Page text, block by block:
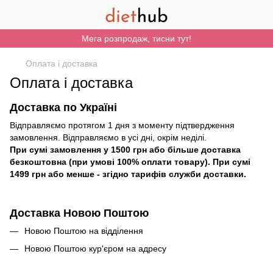
Мега розпродаж, тисни тут!
Оплата і доставка
Оплата і доставка
Доставка по Україні
Відправляємо протягом 1 дня з моменту підтвердження
замовлення. Відправляємо в усі дні, окрім неділі.
При сумі замовлення у 1500 грн або більше доставка
безкоштовна (при умові 100% оплати товару). При сумі
1499 грн або менше - згідно тарифів служби доставки.
Доставка Новою Поштою
Новою Поштою на відділення
Новою Поштою кур'єром на адресу